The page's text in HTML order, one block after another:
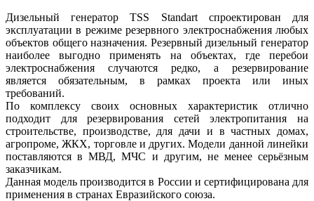
Дизельный генератор TSS Standart спроектирован для
эксплуатации в режиме резервного электроснабжения любых
объектов общего назначения. Резервный дизельный генератор
наиболее выгодно применять на объектах, где перебои
электроснабжения случаются редко, а резервирование
является обязательным, в рамках проекта или иных
требований.
По комплексу своих основных характеристик отлично
подходит для резервирования сетей электропитания на
строительстве, производстве, для дачи и в частных домах,
агропроме, ЖКХ, торговле и других. Модели данной линейки
поставляются в МВД, МЧС и другим, не менее серьёзным
заказчикам.
Данная модель производится в России и сертифицирована для
применения в странах Евразийского союза.